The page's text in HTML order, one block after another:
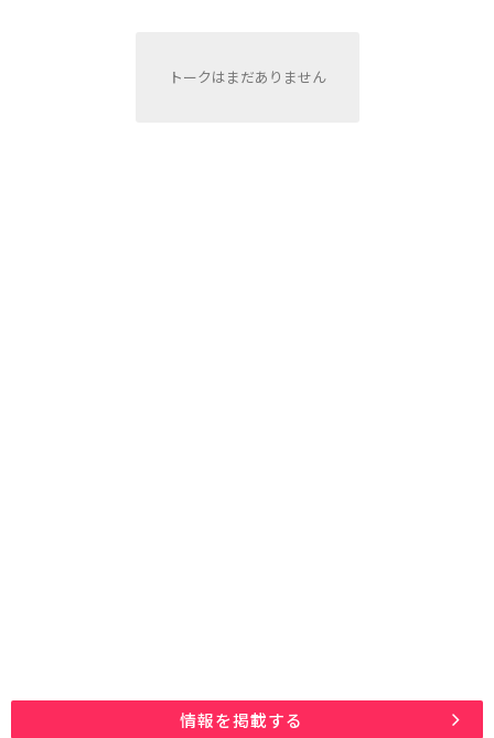
トークはまだありません
情報を掲載する